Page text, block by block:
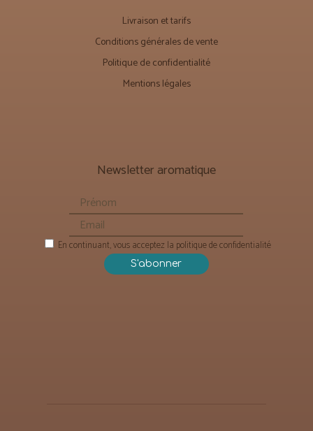
Livraison et tarifs
Conditions générales de vente
Politique de confidentialité
Mentions légales
Newsletter aromatique
En continuant, vous acceptez la politique de confidentialité